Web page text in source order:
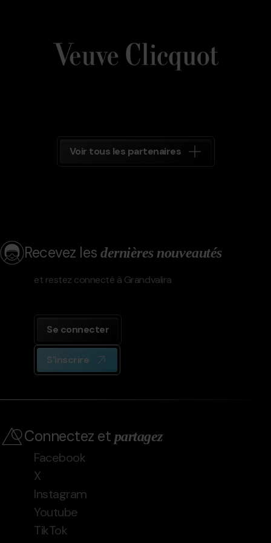
Voir tous les partenaires
Recevez lesdernières nouveautés
et restez connecté à Grandvalira
Se connecter
S'inscrire
Connectez et partagez
Facebook
X
Instagram
Youtube
TikTok